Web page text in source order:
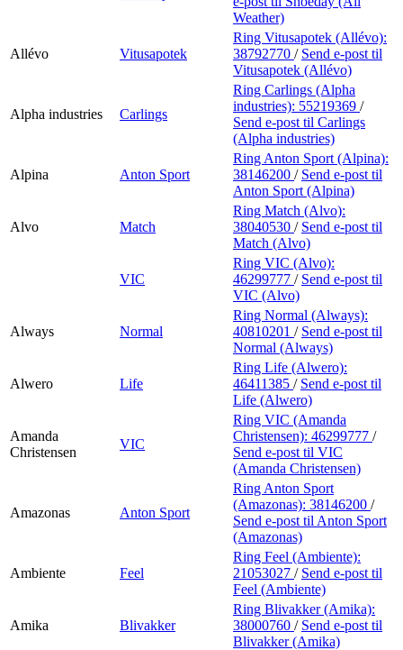
Weather)
Allévo Vitusapotek
Ring Vitusapotek (Allévo):
38792770 / Send e-post til
Vitusapotek (Allévo)
Alpha industries Carlings
Ring Carlings (Alpha
industries): 55219369 /
Send e-post til Carlings
(Alpha industries)
Alpina Anton Sport
Ring Anton Sport (Alpina):
38146200 / Send e-post til
Anton Sport (Alpina)
Alvo Match
Ring Match (Alvo):
38040530 / Send e-post til
Match (Alvo)
VIC
Ring VIC (Alvo):
46299777 / Send e-post til
VIC (Alvo)
Always Normal
Ring Normal (Always):
40810201 / Send e-post til
Normal (Always)
Alwero Life
Ring Life (Alwero):
46411385 / Send e-post til
Life (Alwero)
Amanda
Christensen
VIC
Ring VIC (Amanda
Christensen): 46299777 /
Send e-post til VIC
(Amanda Christensen)
Amazonas Anton Sport
Ring Anton Sport
(Amazonas): 38146200 /
Send e-post til Anton Sport
(Amazonas)
Ambiente Feel
Ring Feel (Ambiente):
21053027 / Send e-post til
Feel (Ambiente)
Amika Blivakker
Ring Blivakker (Amika):
38000760 / Send e-post til
Blivakker (Amika)